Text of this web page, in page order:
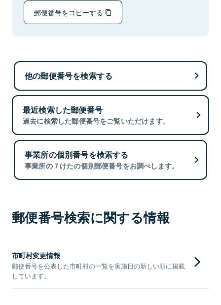
郵便番号をコピーする
他の郵便番号を検索する
最近検索した郵便番号
過去に検索した郵便番号をご覧いただけます。
事業所の個別番号を検索する
事業所の７けたの個別郵便番号をお調べします。
郵便番号検索に関する情報
市町村変更情報
郵便番号を公表した市町村の一覧を実施日の新しい順に掲載
しています。